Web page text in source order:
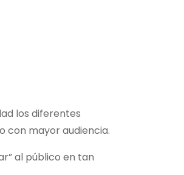
los diferentes
con mayor audiencia.
al público en tan